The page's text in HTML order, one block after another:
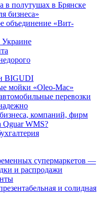
в полутушах в Брянске
бизнеса»
объединение «Вит-
Украине
BIGUDI
мойки «Oleo-Mac»
перевозки
компаний, фирм
Qguar WMS?
супермаркетов —
и распродажи
и солидная